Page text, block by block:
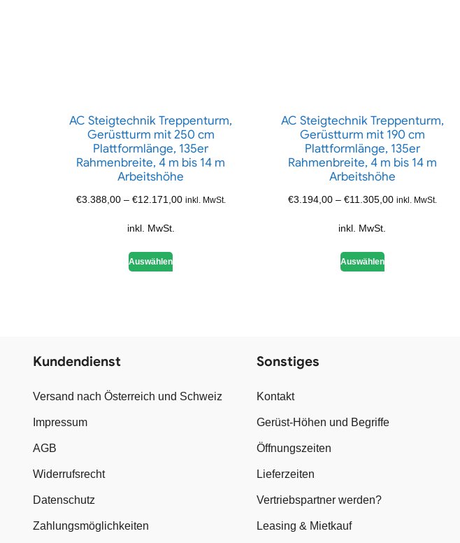
AC Steigtechnik Treppenturm,
Gerüstturm mit 250 cm
Plattformlänge, 135er
Rahmenbreite, 4 m bis 14 m
Arbeitshöhe
€3.388,00– €12.171,00 inkl. MwSt.
inkl. MwSt.
Auswählen
AC Steigtechnik Treppenturm,
Gerüstturm mit 190 cm
Plattformlänge, 135er
Rahmenbreite, 4 m bis 14 m
Arbeitshöhe
€3.194,00– €11.305,00 inkl. MwSt.
inkl. MwSt.
Auswählen
Kundendienst
Versand nach Österreich und Schweiz
Impressum
AGB
Widerrufsrecht
Datenschutz
Zahlungsmöglichkeiten
Sonstiges
Kontakt
Gerüst-Höhen und Begriffe
Öffnungszeiten
Lieferzeiten
Vertriebspartner werden?
Leasing & Mietkauf